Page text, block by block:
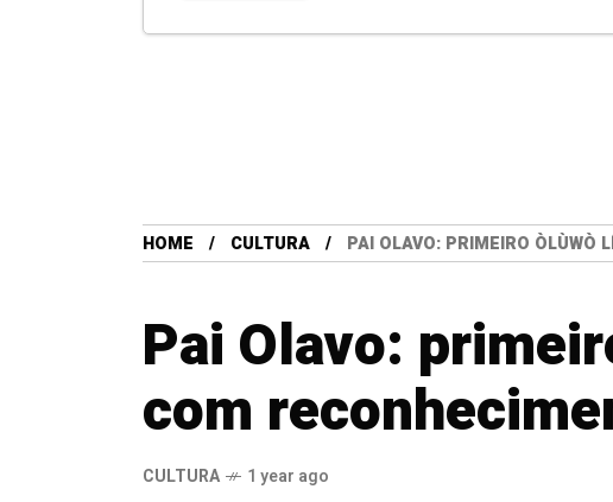
HOME CULTURA PAI OLAVO: PRIMEIRO ÒLÙWÒ
Pai Olavo:
com
CULTURA 1 year ago